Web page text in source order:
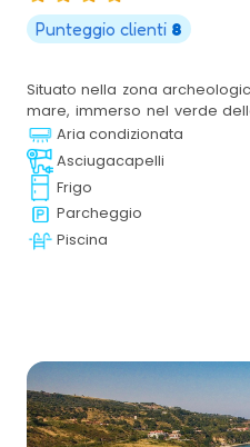
Punteggio clienti 8
Situato nella zona
mare, immerso nel verde
mediterranea. La grande
spiaggia privata la
bambini. sicuri in cui muoversi.
Aria condizionata
Asciugacapelli
Frigo
Parcheggio
Piscina